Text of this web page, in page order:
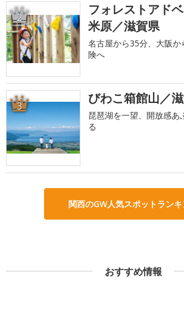
2
フォレストアド
米原／滋賀県
名古屋から35分、大阪か
険へ
3 びわこ箱館山／
琵琶湖を一望、開放感あ
る
関西のGW人気スポットラン
おすすめ情報